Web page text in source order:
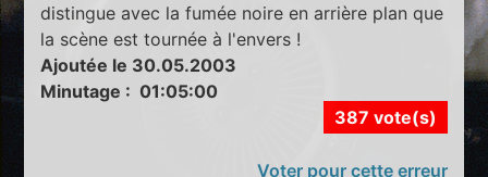
distingue avec la fumée noire en arrière plan que
la scène est tournée à l'envers !
Ajoutée le 30.05.2003
Minutage : 01:05:00
387 vote(s)
Voter pour cette erreur